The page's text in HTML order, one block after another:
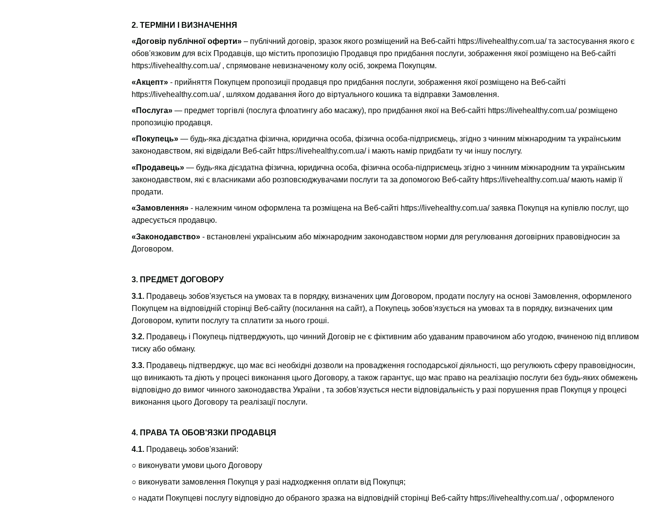
2. ТЕРМІНИ І ВИЗНАЧЕННЯ
«Договір публічної оферти» – публічний договір, зразок якого розміщений на Веб-сайті https://livehealthy.com.ua/та застосування якого є
обов'язковим для всіх Продавців, що містить пропозицію Продавця про придбання послуги, зображення якої розміщено на Веб-сайті
https://livehealthy.com.ua/, спрямоване невизначеному колу осіб, зокрема Покупцям.
«Акцепт» - прийняття Покупцем пропозиції продавця про придбання послуги, зображення якої розміщено на Веб-сайті
https://livehealthy.com.ua/, шляхом додавання його до віртуального кошика та відправки Замовлення.
«Послуга» — предмет торгівлі (послуга флоатингу або масажу), про придбання якої на Веб-сайті https://livehealthy.com.ua/розміщено
пропозицію продавця.
«Покупець» — будь-яка дієздатна фізична, юридична особа, фізична особа-підприємець, згідно з чинним міжнародним та українським
законодавством, які відвідали Веб-сайт https://livehealthy.com.ua/ і мають намір придбати ту чи іншу послугу.
«Продавець» — будь-яка дієздатна фізична, юридична особа, фізична особа-підприємець згідно з чинним міжнародним та українським
законодавством, які є власниками або розповсюджувачами послуги та за допомогою Веб-сайту https://livehealthy.com.ua/мають намір її
продати.
«Замовлення» - належним чином оформлена та розміщена на Веб-сайті https://livehealthy.com.ua/заявка Покупця на купівлю послуг, що
адресується продавцю.
«Законодавство» - встановлені українським або міжнародним законодавством норми для регулювання договірних правовідносин за
Договором.
3. ПРЕДМЕТ ДОГОВОРУ
3.1. Продавець зобов'язується на умовах та в порядку, визначених цим Договором, продати послугу на основі Замовлення, оформленого
Покупцем на відповідній сторінці Веб-сайту (посилання на сайт), а Покупець зобов'язується на умовах та в порядку, визначених цим
Договором, купити послугу та сплатити за нього гроші.
3.2. Продавець і Покупець підтверджують, що чинний Договір не є фіктивним або удаваним правочином або угодою, вчиненою під впливом
тиску або обману.
3.3. Продавець підтверджує, що має всі необхідні дозволи на провадження господарської діяльності, що регулюють сферу правовідносин,
що виникають та діють у процесі виконання цього Договору, а також гарантує, що має право на реалізацію послуги без будь-яких обмежень
відповідно до вимог чинного законодавства України , та зобов'язується нести відповідальність у разі порушення прав Покупця у процесі
виконання цього Договору та реалізації послуги.
4. ПРАВА ТА ОБОВ'ЯЗКИ ПРОДАВЦЯ
4.1. Продавець зобов'язаний:
○ виконувати умови цього Договору
○ виконувати замовлення Покупця у разі надходження оплати від Покупця;
○ надати Покупцеві послугу відповідно до обраного зразка на відповідній сторінці Веб-сайту https://livehealthy.com.ua/, оформленого